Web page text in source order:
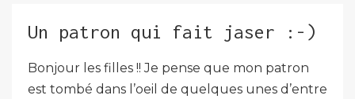
Un patron qui fait jaser :-)
Bonjour les filles !! Je pense que mon patron
est tombé dans l’oeil de quelques unes d’entre